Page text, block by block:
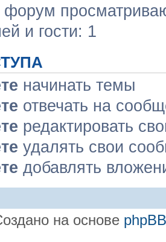
форум
и гости: 1
начинать темы
отвечать на
редактировать
удалять свои
добавлять
на основе phpBB